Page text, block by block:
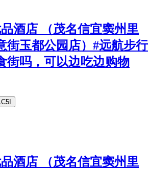
酒店 （茂名信宜窦州里
街玉都公园店）#远航步行
街吗，可以边吃边购物
酒店 （茂名信宜窦州里